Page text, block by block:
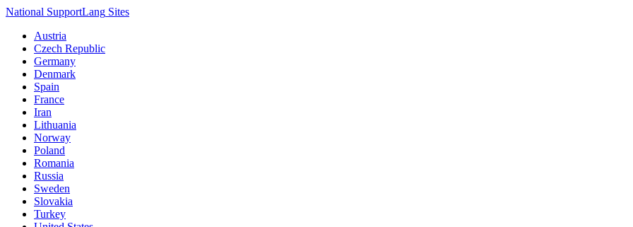
National SupportLang Sites
Austria
Czech Republic
Germany
Denmark
Spain
France
Iran
Lithuania
Norway
Poland
Romania
Russia
Sweden
Slovakia
Turkey